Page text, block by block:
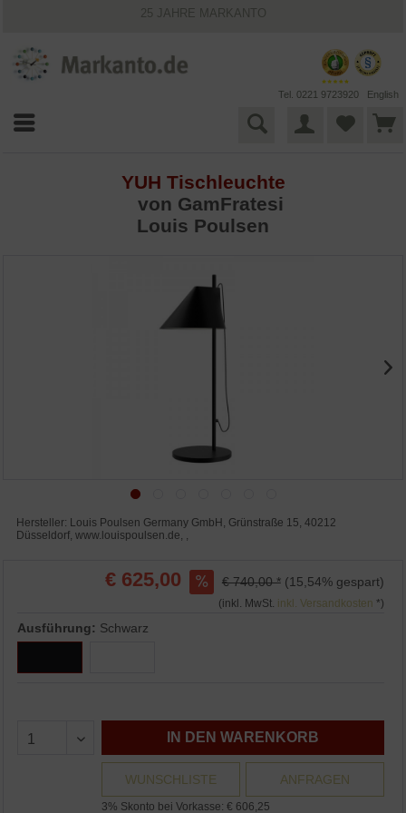
25 JAHRE MARKANTO
VIELFÄLTIGE ZAHLUNGSMÖGLICHKEITEN
BESTPRICE-GARANTIE
Tel. 0221 9723920 English
YUH Tischleuchte
von GamFratesi
Louis Poulsen
Hersteller: Louis Poulsen Germany GmbH, Grünstraße 15, 40212
Düsseldorf, www.louispoulsen.de, ,
€ 625,00 € 740,00 * (15,54% gespart)
(inkl. MwSt. inkl. Versandkosten *)
Ausführung: Schwarz
IN DEN WARENKORB
WUNSCHLISTE ANFRAGEN
3% Skonto bei Vorkasse: € 606,25